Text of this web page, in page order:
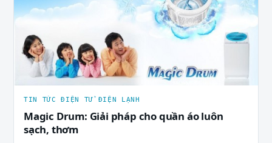
TIN TỨC ĐIỆN TỬ ĐIỆN LẠNH
Magic Drum: Giải pháp cho quần áo luôn
sạch, thơm